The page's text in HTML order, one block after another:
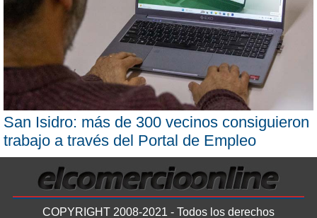
San Isidro: más de 300 vecinos consiguieron
trabajo a través del Portal de Empleo
COPYRIGHT 2008-2021 - Todos los derechos